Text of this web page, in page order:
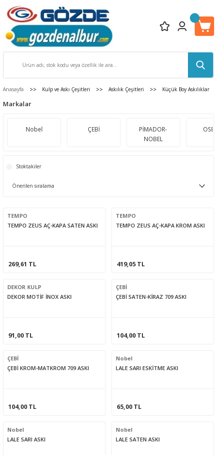
Anasayfa Kulp ve Askı Çeşitleri Askılık Çeşitleri Küçük Boy Askılıklar
Markalar
Nobel ÇEBİ
PİMADOR-
NOBEL
Stoktakiler
TEMPO
TEMPO ZEUS AÇ-KAPA SATEN ASKI
269,61 TL
TEMPO
TEMPO ZEUS AÇ-KAPA KROM ASKI
419,05 TL
DEKOR KULP
DEKOR MOTİF İNOX ASKI
91,00 TL
ÇEBİ
ÇEBİ SATEN-KİRAZ 709 ASKI
104,00 TL
ÇEBİ
ÇEBİ KROM-MATKROM 709 ASKI
104,00 TL
Nobel
LALE SARI ESKİTME ASKI
65,00 TL
Nobel
LALE SARI ASKI
Nobel
LALE SATEN ASKI